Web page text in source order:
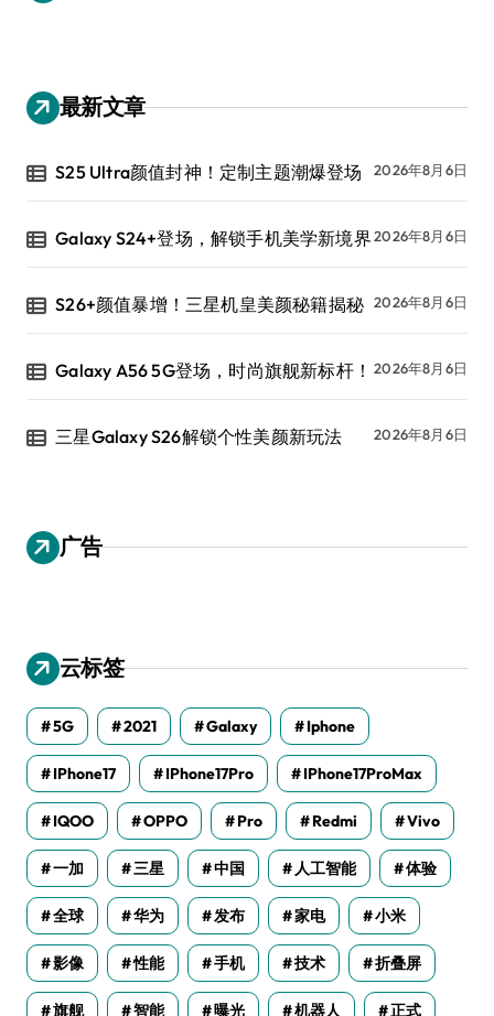
最新文章
S25 Ultra颜值封神！定制主题潮爆登场 2026年8月6日
Galaxy S24+登场，解锁手机美学新境界2026年8月6日
S26+颜值暴增！三星机皇美颜秘籍揭秘 2026年8月6日
Galaxy A56 5G登场，时尚旗舰新标杆！ 2026年8月6日
三星Galaxy S26解锁个性美颜新玩法 2026年8月6日
广告
云标签
5G 2021 Galaxy Iphone
IPhone17 IPhone17Pro IPhone17ProMax
IQOO OPPO Pro Redmi Vivo
一加 三星 中国 人工智能 体验
全球 华为 发布 家电 小米
影像 性能 手机 技术 折叠屏
旗舰 智能 曝光 机器人 正式